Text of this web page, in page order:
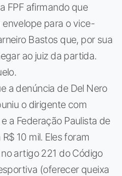
FPF afirmando que
para o vice-
Bastos que, por sua
ao juiz da partida.
a denúncia de Del Nero
o dirigente com
a Federação Paulista de
10 mil. Eles foram
artigo 221 do Código
(oferecer queixa